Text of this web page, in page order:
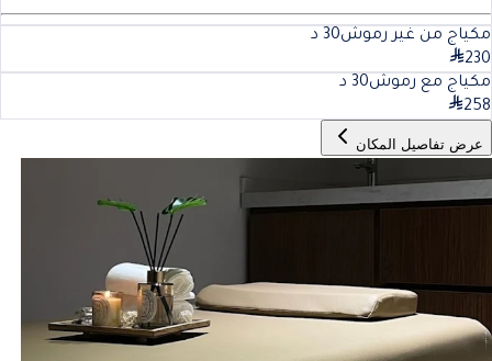
مكياج من غير رموش30 د
230
مكياج مع رموش30 د
258
عرض تفاصيل المكان